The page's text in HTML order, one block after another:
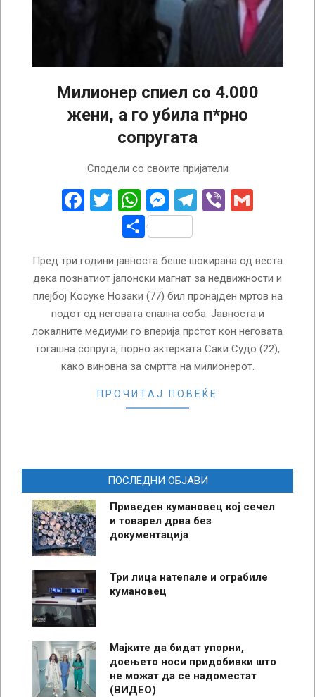
Милионер спиел со 4.000
жени, а го убила п*рно
сопругата
Сподели со своите пријатели
Facebook
Twitter
WhatsApp
Messenger
Telegram
Viber
Share
Пред три години јавноста беше шокирана од веста
дека познатиот јапонски магнат за недвижности и
плејбој Косуке Нозаки (77) бил пронајден мртов на
подот од неговата спална соба. Јавноста и
локалните медиуми го вперија прстот кон неговата
тогашна сопруга, порно актерката Саки Судо (22),
како виновна за смртта на милионерот.
ПРОЧИТАЈ ПОВЕЌЕ
ПОСЛЕДНИ ОБЈАВИ
Приведен кумановец кој сечел
и товарел дрва без
документација
Три лица натепале и ограбиле
кумановец
Мајките да бидат упорни,
доењето носи придобивки што
не можат да се надоместат
(ВИДЕО)